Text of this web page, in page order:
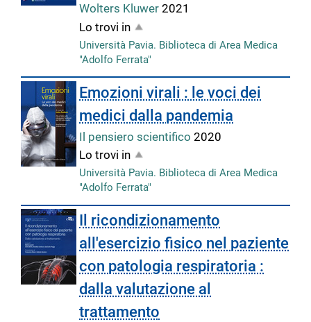
Wolters Kluwer2021
Lo trovi in
Università Pavia. Biblioteca di Area Medica
"Adolfo Ferrata"
Emozioni virali : le voci dei
medici dalla pandemia
Il pensiero scientifico2020
Lo trovi in
Università Pavia. Biblioteca di Area Medica
"Adolfo Ferrata"
Il ricondizionamento
all'esercizio fisico nel paziente
con patologia respiratoria :
dalla valutazione al
trattamento